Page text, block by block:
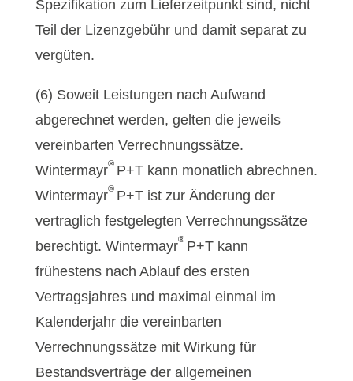
Spezifikation zum Lieferzeitpunkt sind, nicht
Teil der Lizenzgebühr und damit separat zu
vergüten.
(6) Soweit Leistungen nach Aufwand
abgerechnet werden, gelten die jeweils
vereinbarten Verrechnungssätze.
Wintermayr® P+T kann monatlich abrechnen.
Wintermayr® P+T ist zur Änderung der
vertraglich festgelegten Verrechnungssätze
berechtigt. Wintermayr® P+T kann
frühestens nach Ablauf des ersten
Vertragsjahres und maximal einmal im
Kalenderjahr die vereinbarten
Verrechnungssätze mit Wirkung für
Bestandsverträge der allgemeinen